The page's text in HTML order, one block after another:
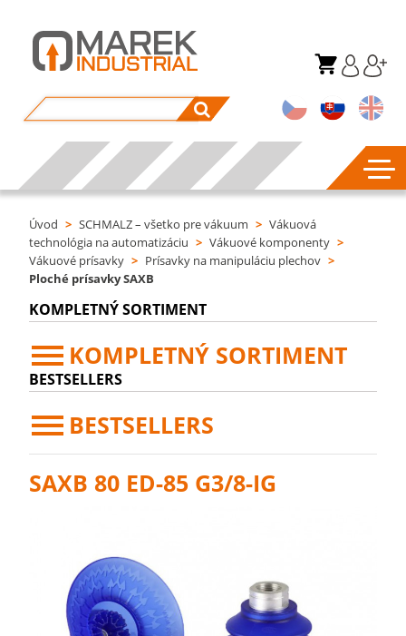
Úvod > SCHMALZ – všetko pre vákuum > Vákuová
technológia na automatizáciu > Vákuové komponenty >
Vákuové prísavky > Prísavky na manipuláciu plechov >
Ploché prísavky SAXB
KOMPLETNÝ SORTIMENT
KOMPLETNÝ SORTIMENT
BESTSELLERS
BESTSELLERS
SAXB 80 ED-85 G3/8-IG